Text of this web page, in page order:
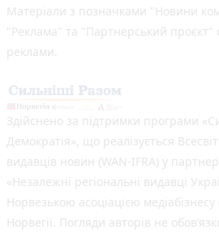
Матеріали з позначками "Новини
"Реклама" та "Партнерський проєкт"
реклами.
Здійснено за підтримки програми
Демократія», що реалізується
видавців новин (WAN-IFRA) у
«Незалежні регіональні видавці
Норвезькою асоціацією
Норвегії. Погляди авторів не